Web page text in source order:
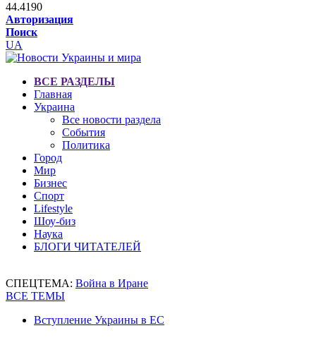
44.4190
Авторизация
Поиск
UA
ВСЕ РАЗДЕЛЫ
Главная
Украина
Все новости раздела
События
Политика
Город
Мир
Бизнес
Спорт
Lifestyle
Шоу-биз
Наука
БЛОГИ ЧИТАТЕЛЕЙ
СПЕЦТЕМА: Война в Иране
ВСЕ ТЕМЫ
Вступление Украины в ЕС